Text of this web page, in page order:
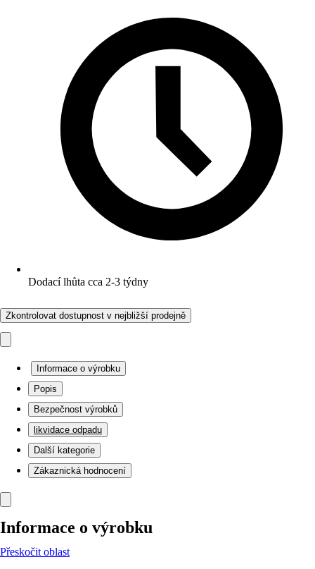
Dodací lhůta cca 2-3 týdny
Zkontrolovat dostupnost v nejbližší prodejně
Informace o výrobku
Popis
Bezpečnost výrobků
likvidace odpadu
Další kategorie
Zákaznická hodnocení
Informace o výrobku
Přeskočit oblast